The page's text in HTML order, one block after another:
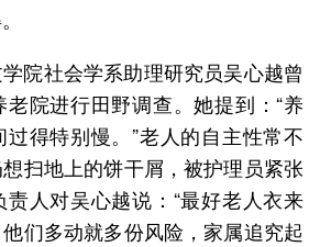
院社会学系助理研究员吴心越曾
院进行田野调查。她提到：“养
得特别慢。”老人的自主性常不
扫地上的饼干屑，被护理员紧张
人对吴心越说：“最好老人衣来
们多动就多份风险，家属追究起